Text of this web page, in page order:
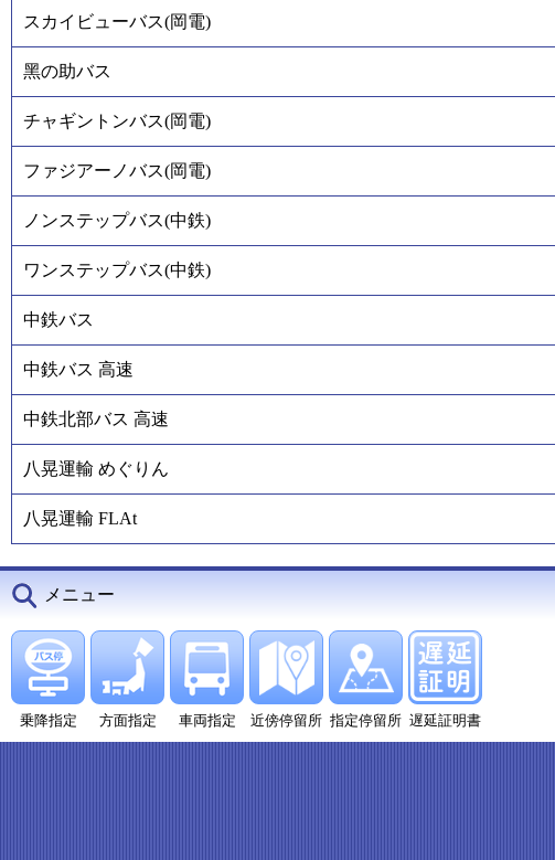
スカイビューバス(岡電)
黑の助バス
チャギントンバス(岡電)
ファジアーノバス(岡電)
ノンステップバス(中鉄)
ワンステップバス(中鉄)
中鉄バス
中鉄バス 高速
中鉄北部バス 高速
八晃運輸 めぐりん
八晃運輸 FLAt
メニュー
乗降指定 方面指定 車両指定 近傍停留所 指定停留所 遅延証明書